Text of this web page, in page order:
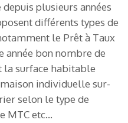
plusieurs années
différents types de
le Prêt à Taux
année bon nombre de
la surface habitable
individuelle sur-
selon le type de
MTC etc…